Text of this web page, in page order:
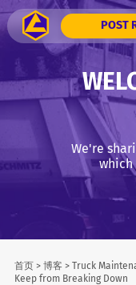
POST
We're
which
首页> 博客 > Truck
Keep from Breaking Down